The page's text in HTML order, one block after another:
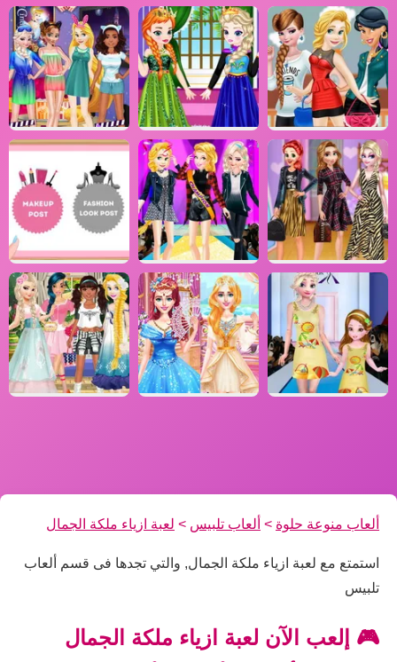
ألعاب منوعة حلوة > ألعاب تلبيس > لعبة ازياء ملكة الجمال
استمتع مع لعبة ازياء ملكة الجمال, والتي تجدها فى قسم ألعاب
تلبيس
🎮 إلعب الآن لعبة ازياء ملكة الجمال